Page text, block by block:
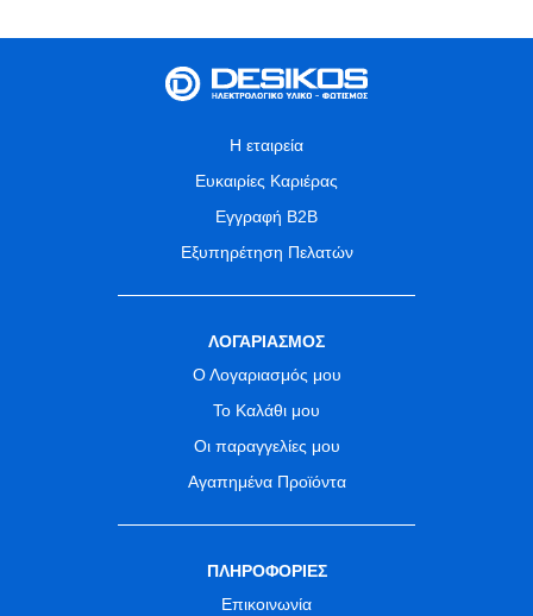
Η εταιρεία
Ευκαιρίες Καριέρας
Εγγραφή B2B
Εξυπηρέτηση Πελατών
ΛΟΓΑΡΙΑΣΜΟΣ
Ο Λογαριασμός μου
Το Καλάθι μου
Οι παραγγελίες μου
Αγαπημένα Προϊόντα
ΠΛΗΡΟΦΟΡΙΕΣ
Επικοινωνία